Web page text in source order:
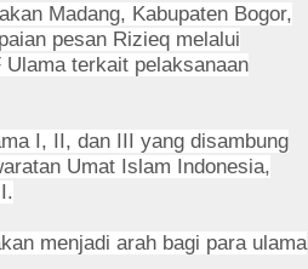
Madang, Kabupaten Bogor,
pesan Rizieq melalui
terkait pelaksanaan
I, II, dan III yang disambung
Umat Islam Indonesia,
menjadi arah bagi para ulama